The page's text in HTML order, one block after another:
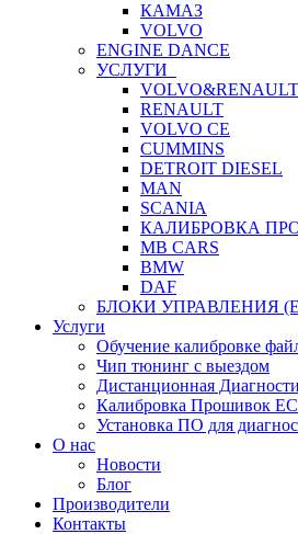
КАМАЗ
VOLVO
ENGINE DANCE
УСЛУГИ
VOLVO&RENAULT
RENAULT
VOLVO CE
CUMMINS
DETROIT DIESEL
MAN
SCANIA
КАЛИБРОВКА
MB CARS
BMW
DAF
БЛОКИ УПРАВЛЕНИЯ
Услуги
Обучение калибровке
Чип тюнинг с выездом
Дистанционная
Калибровка Прошивок
Установка ПО для
О нас
Новости
Блог
Производители
Контакты